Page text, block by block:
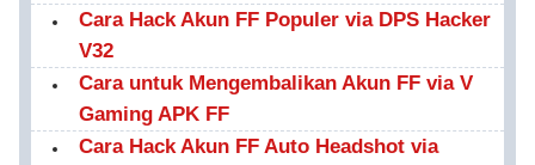
Cara Hack Akun FF Populer via DPS Hacker
V32
Cara untuk Mengembalikan Akun FF via V
Gaming APK FF
Cara Hack Akun FF Auto Headshot via